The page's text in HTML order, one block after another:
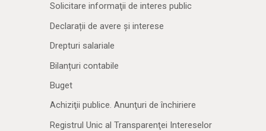
Solicitare informaţii de interes public
Declarații de avere și interese
Drepturi salariale
Bilanțuri contabile
Buget
Achiziţii publice. Anunţuri de închiriere
Registrul Unic al Transparenţei Intereselor